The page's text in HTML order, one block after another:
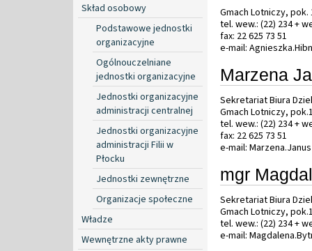
Skład osobowy
Podstawowe jednostki
organizacyjne
Ogólnouczelniane
jednostki organizacyjne
Jednostki organizacyjne
administracji centralnej
Jednostki organizacyjne
administracji Filii w
Płocku
Jednostki zewnętrzne
Organizacje społeczne
Władze
Wewnętrzne akty prawne
Gmach Lotniczy, pok.
tel. wew.: (22) 234 +
fax: 22 625 73 51
e-mail:
Marzena
Sekretariat Biura
Gmach Lotniczy,
tel. wew.: (22) 234 +
fax: 22 625 73 51
e-mail:
mgr
Sekretariat Biura
Gmach Lotniczy,
tel. wew.: (22) 234 +
e-mail: